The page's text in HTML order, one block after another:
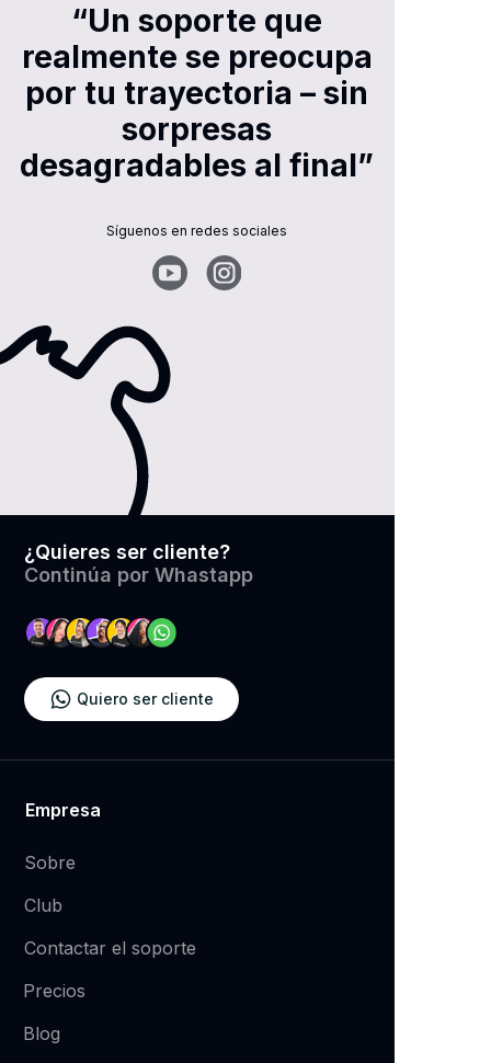
“Un soporte que
realmente se preocupa
por tu trayectoria – sin
sorpresas
desagradables al final”
Síguenos en redes sociales
¿Quieres ser cliente?
​Continúa por Whastapp
Quiero ser cliente
Empresa
Club
Sobre
Contactar el soporte
Precios
Blog